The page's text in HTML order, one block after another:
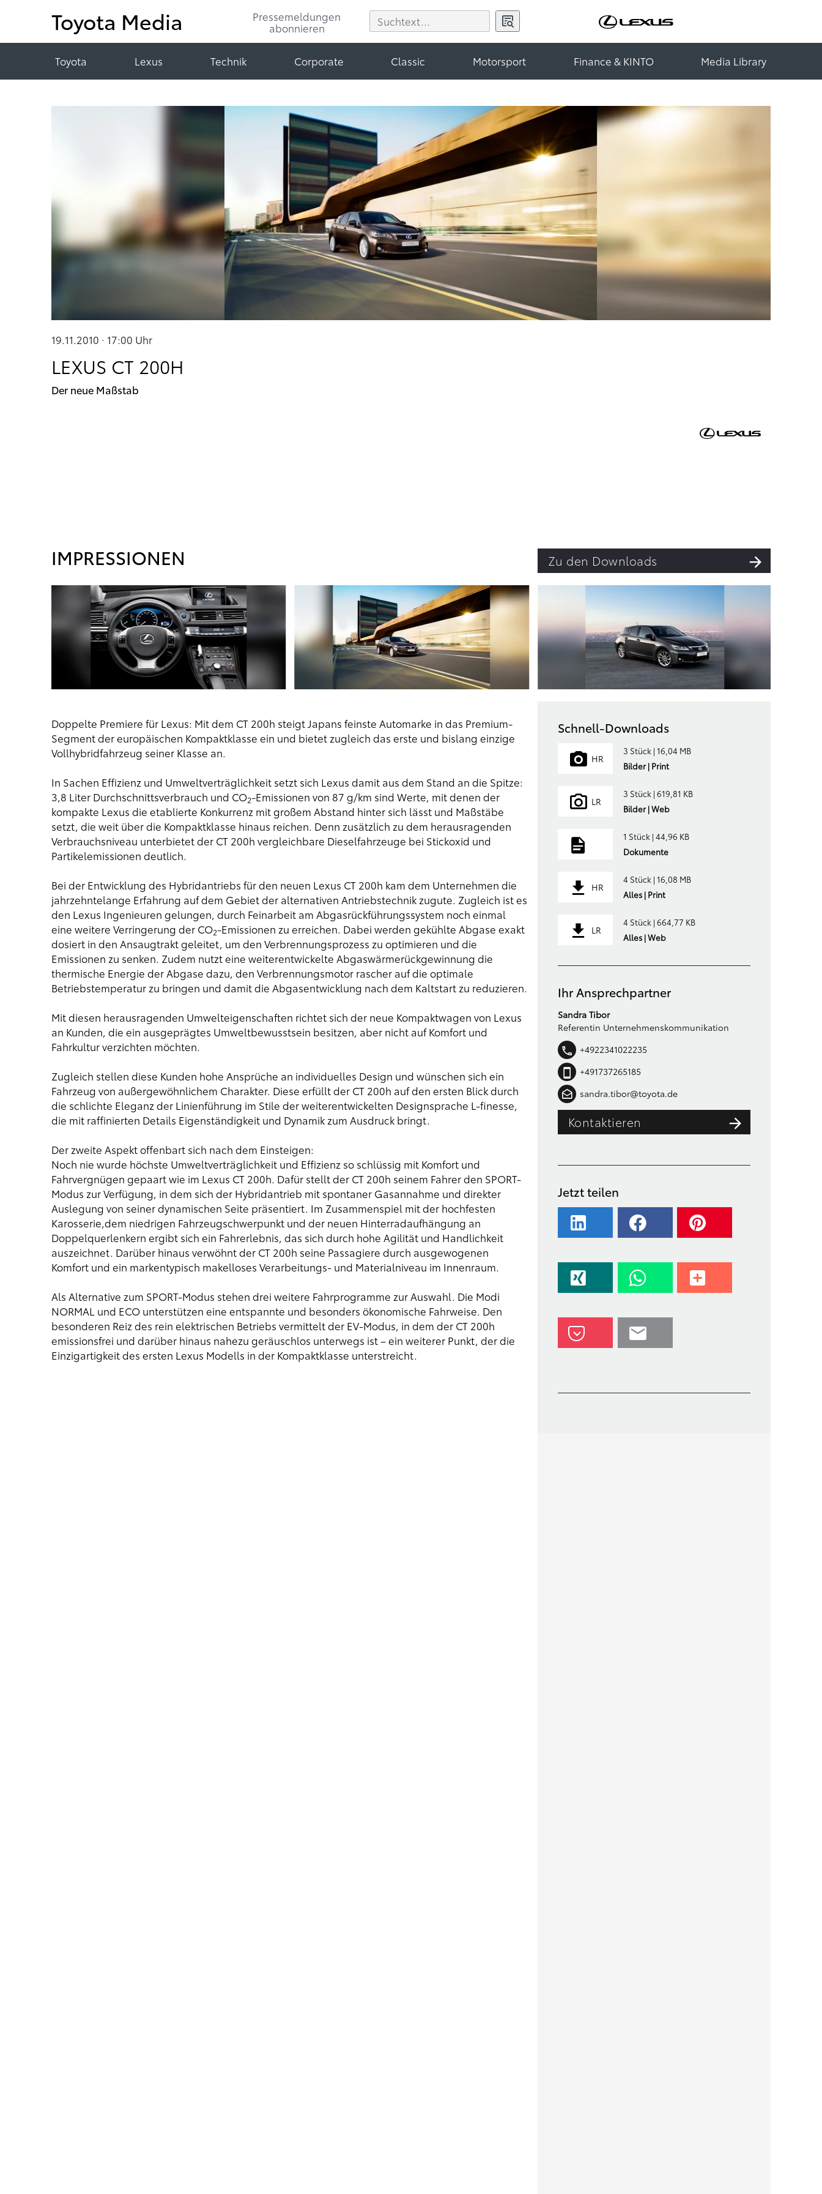
Toyota Media
Pressemeldungen
abonnieren
Toyota Lexus Technik Corporate Classic Motorsport Finance & KINTO Media Library
19.11.2010 · 17:00 Uhr
LEXUS CT 200H
Der neue Maßstab
IMPRESSIONEN Zu den Downloads
Doppelte Premiere für Lexus: Mit dem CT 200h steigt Japans feinste Automarke in das Premium-
Segment der europäischen Kompaktklasse ein und bietet zugleich das erste und bislang einzige
Vollhybridfahrzeug seiner Klasse an.
In Sachen Effizienz und Umweltverträglichkeit setzt sich Lexus damit aus dem Stand an die Spitze:
3,8 Liter Durchschnittsverbrauch und CO2-Emissionen von 87 g/km sind Werte, mit denen der
kompakte Lexus die etablierte Konkurrenz mit großem Abstand hinter sich lässt und Maßstäbe
setzt, die weit über die Kompaktklasse hinaus reichen. Denn zusätzlich zu dem herausragenden
Verbrauchsniveau unterbietet der CT 200h vergleichbare Dieselfahrzeuge bei Stickoxid und
Partikelemissionen deutlich.
Bei der Entwicklung des Hybridantriebs für den neuen Lexus CT 200h kam dem Unternehmen die
jahrzehntelange Erfahrung auf dem Gebiet der alternativen Antriebstechnik zugute. Zugleich ist es
den Lexus Ingenieuren gelungen, durch Feinarbeit am Abgasrückführungssystem noch einmal
eine weitere Verringerung der CO2-Emissionen zu erreichen. Dabei werden gekühlte Abgase exakt
dosiert in den Ansaugtrakt geleitet, um den Verbrennungsprozess zu optimieren und die
Emissionen zu senken. Zudem nutzt eine weiterentwickelte Abgaswärmerückgewinnung die
thermische Energie der Abgase dazu, den Verbrennungsmotor rascher auf die optimale
Betriebstemperatur zu bringen und damit die Abgasentwicklung nach dem Kaltstart zu reduzieren.
Mit diesen herausragenden Umwelteigenschaften richtet sich der neue Kompaktwagen von Lexus
an Kunden, die ein ausgeprägtes Umweltbewusstsein besitzen, aber nicht auf Komfort und
Fahrkultur verzichten möchten.
Zugleich stellen diese Kunden hohe Ansprüche an individuelles Design und wünschen sich ein
Fahrzeug von außergewöhnlichem Charakter. Diese erfüllt der CT 200h auf den ersten Blick durch
die schlichte Eleganz der Linienführung im Stile der weiterentwickelten Designsprache L-finesse,
die mit raffinierten Details Eigenständigkeit und Dynamik zum Ausdruck bringt.
Der zweite Aspekt offenbart sich nach dem Einsteigen:
Noch nie wurde höchste Umweltverträglichkeit und Effizienz so schlüssig mit Komfort und
Fahrvergnügen gepaart wie im Lexus CT 200h. Dafür stellt der CT 200h seinem Fahrer den SPORT-
Modus zur Verfügung, in dem sich der Hybridantrieb mit spontaner Gasannahme und direkter
Auslegung von seiner dynamischen Seite präsentiert. Im Zusammenspiel mit der hochfesten
Karosserie,dem niedrigen Fahrzeugschwerpunkt und der neuen Hinterradaufhängung an
Doppelquerlenkern ergibt sich ein Fahrerlebnis, das sich durch hohe Agilität und Handlichkeit
auszeichnet. Darüber hinaus verwöhnt der CT 200h seine Passagiere durch ausgewogenen
Komfort und ein markentypisch makelloses Verarbeitungs- und Materialniveau im Innenraum.
Als Alternative zum SPORT-Modus stehen drei weitere Fahrprogramme zur Auswahl. Die Modi
NORMAL und ECO unterstützen eine entspannte und besonders ökonomische Fahrweise. Den
besonderen Reiz des rein elektrischen Betriebs vermittelt der EV-Modus, in dem der CT 200h
emissionsfrei und darüber hinaus nahezu geräuschlos unterwegs ist – ein weiterer Punkt, der die
Einzigartigkeit des ersten Lexus Modells in der Kompaktklasse unterstreicht.
Schnell-Downloads
HR
3 Stück | 16,04 MB
Bilder | Print
LR
3 Stück | 619,81 KB
Bilder | Web
1 Stück | 44,96 KB
Dokumente
HR
4 Stück | 16,08 MB
Alles | Print
LR
4 Stück | 664,77 KB
Alles | Web
Ihr Ansprechpartner
Sandra Tibor
Referentin Unternehmenskommunikation
+4922341022235
+491737265185
sandra.tibor@toyota.de
Kontaktieren
Jetzt teilen